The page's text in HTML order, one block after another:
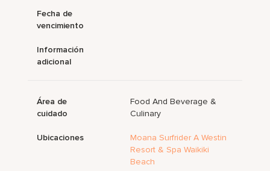
Fecha de
vencimiento
Información
adicional
Área de
cuidado
Food And Beverage &
Culinary
Ubicaciones
Moana Surfrider A Westin
Resort & Spa Waikiki
Beach